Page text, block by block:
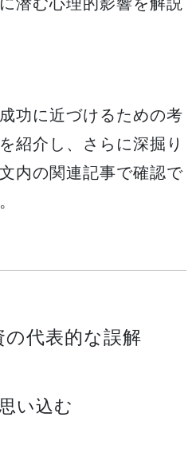
功に近づけるための考
紹介し、さらに深掘り
内の関連記事で確認で
代表的な誤解
い込む